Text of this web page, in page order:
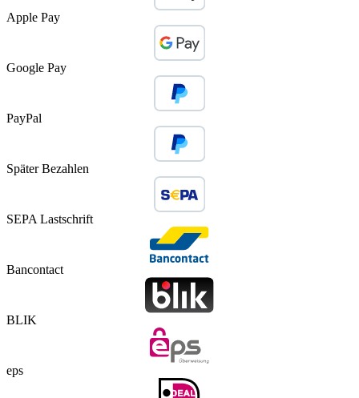
Apple Pay
Google Pay
PayPal
Später Bezahlen
SEPA Lastschrift
Bancontact
BLIK
eps